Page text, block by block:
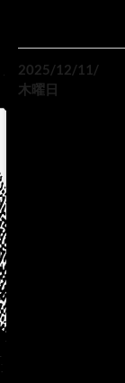
2025/12/11/
木曜日